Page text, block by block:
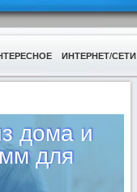
ИНТЕРНЕТ/СЕТИ
дома и
для